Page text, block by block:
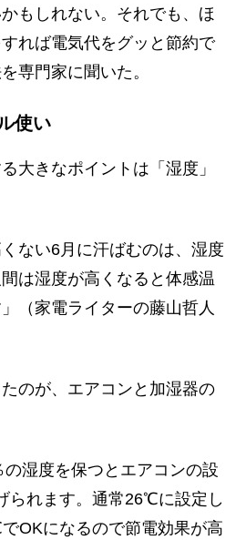
もしれない。それでも、ほ
れば電気代をグッと節約で
専門家に聞いた。
使い
大きなポイントは「湿度」
くない6月に汗ばむのは、湿度
は湿度が高くなると体感温
（家電ライターの藤山哲人
のが、エアコンと加湿器の
の湿度を保つとエアコンの設
られます。通常26℃に設定し
OKになるので節電効果が高